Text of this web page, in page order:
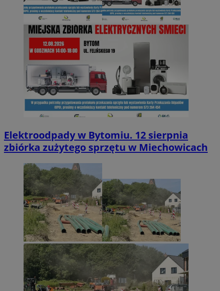
Elektroodpady w Bytomiu. 12 sierpnia
zbiórka zużytego sprzętu w Miechowicach